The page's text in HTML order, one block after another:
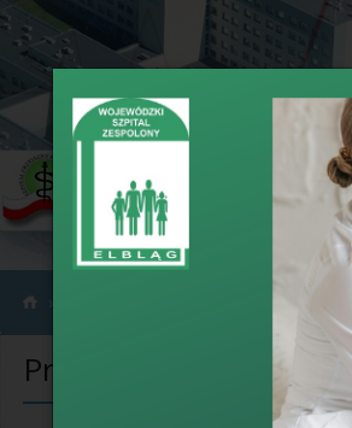
Pracownie i Zakłady